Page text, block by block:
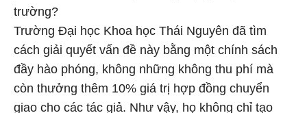
trường?
Trường Đại học Khoa học Thái Nguyên đã tìm
cách giải quyết vấn đề này bằng một chính sách
đầy hào phóng, không những không thu phí mà
còn thưởng thêm 10% giá trị hợp đồng chuyển
giao cho các tác giả. Như vậy, họ không chỉ tạo